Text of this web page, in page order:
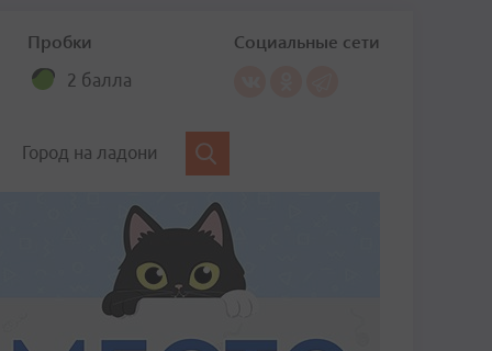
Пробки
2 балла
Социальные сети
Город на ладони